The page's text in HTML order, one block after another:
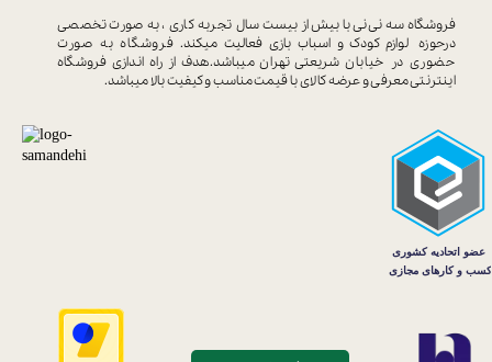
فروشگاه سه نی نی با بیش از بیست سال تجربه کاری ، به صورت تخصصی
درحوزه لوازم کودک و اسباب بازی فعالیت میکند. فروشگاه به صورت
حضوری در خیابان شریعتی تهران میباشد.هدف از راه اندازی فروشگاه
اینترنتی معرفی و عرضه کالای باقیمت مناسب و کیفیت بالا میباشد.